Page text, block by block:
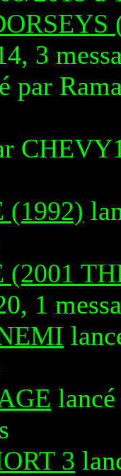
3
par
(1992)
(2001
1
3